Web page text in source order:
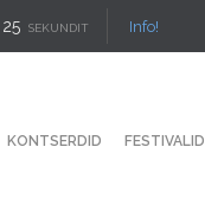
24 SEKUNDIT Info!
KONTSERDID FESTIVALID